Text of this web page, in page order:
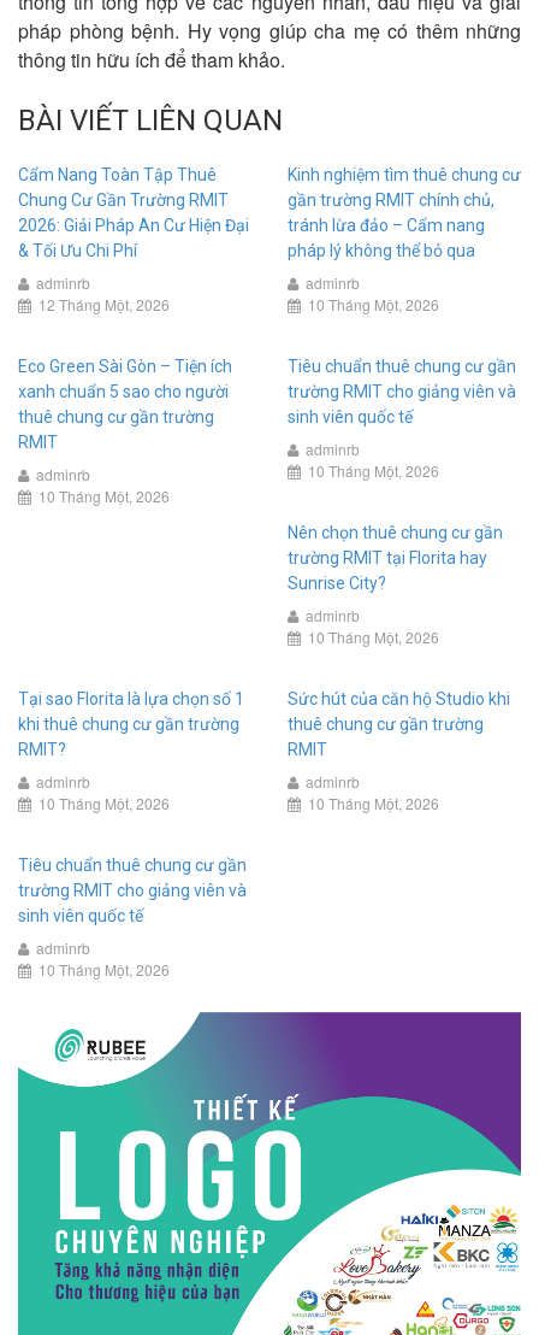
pháp phòng bệnh. Hy vọng giúp cha mẹ có thêm những
thông tin hữu ích để tham khảo.
BÀI VIẾT LIÊN QUAN
Cẩm Nang Toàn Tập Thuê
Chung Cư Gần Trường RMIT
2026: Giải Pháp An Cư Hiện Đại
& Tối Ưu Chi Phí
adminrb
12 Tháng Một, 2026
Kinh nghiệm tìm thuê chung cư
gần trường RMIT chính chủ,
tránh lừa đảo – Cẩm nang
pháp lý không thể bỏ qua
adminrb
10 Tháng Một, 2026
Eco Green Sài Gòn – Tiện ích
xanh chuẩn 5 sao cho người
thuê chung cư gần trường
RMIT
adminrb
10 Tháng Một, 2026
Tiêu chuẩn thuê chung cư gần
trường RMIT cho giảng viên và
sinh viên quốc tế
adminrb
10 Tháng Một, 2026
Nên chọn thuê chung cư gần
trường RMIT tại Florita hay
Sunrise City?
adminrb
10 Tháng Một, 2026
Tại sao Florita là lựa chọn số 1
khi thuê chung cư gần trường
RMIT?
adminrb
10 Tháng Một, 2026
Sức hút của căn hộ Studio khi
thuê chung cư gần trường
RMIT
adminrb
10 Tháng Một, 2026
Tiêu chuẩn thuê chung cư gần
trường RMIT cho giảng viên và
sinh viên quốc tế
adminrb
10 Tháng Một, 2026